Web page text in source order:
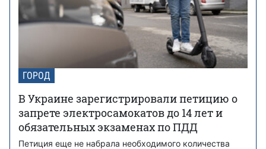
ГОРОД
В Украине зарегистрировали петицию о
запрете электросамокатов до 14 лет и
обязательных экзаменах по ПДД
Петиция еще не набрала необходимого количества